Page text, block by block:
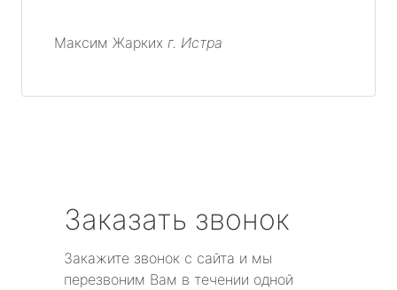
Максим Жарких г. Истра
Заказать звонок
Закажите звонок с сайта и мы
перезвоним Вам в течении одной